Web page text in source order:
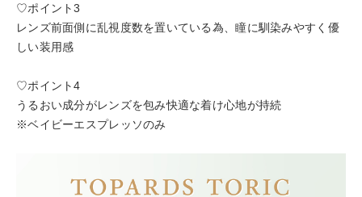
♡ポイント3
レンズ前面側に乱視度数を置いている為、瞳に馴染みやすく優
しい装用感
♡ポイント4
うるおい成分がレンズを包み快適な着け心地が持続
※ベイビーエスプレッソのみ